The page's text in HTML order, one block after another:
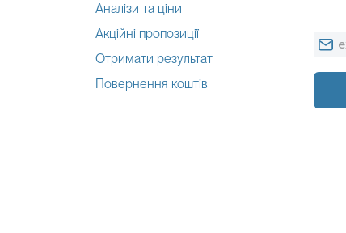
Аналізи та ціни
Акційні пропозиції
Отримати результат
Повернення коштів